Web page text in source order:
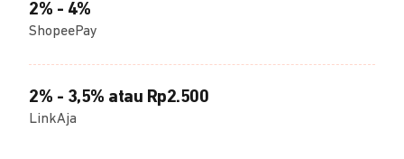
2% - 4%
ShopeePay
2% - 3,5% atau Rp2.500
LinkAja